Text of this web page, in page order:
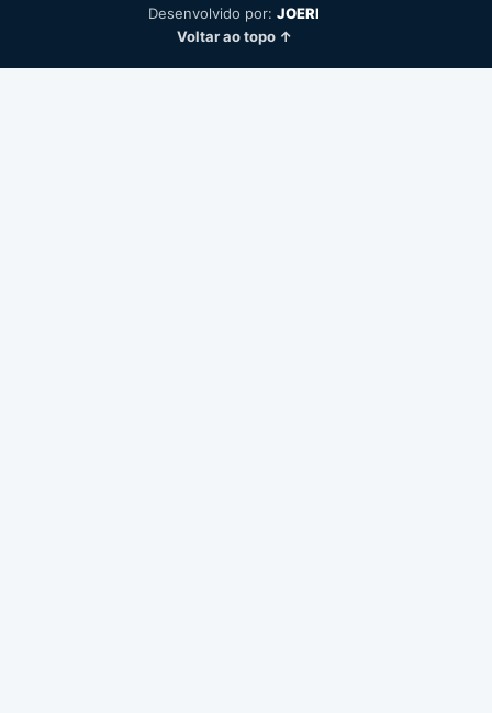
Desenvolvido por: JOERI
Voltar ao topo ↑